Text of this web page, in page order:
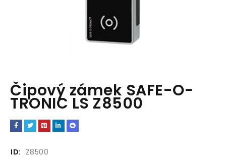
Čipový zámek SAFE-O-
TRONIC LS Z8500
ID: Z8500